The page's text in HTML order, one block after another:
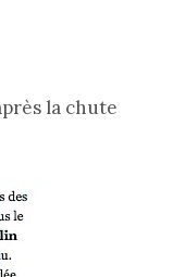
la chute